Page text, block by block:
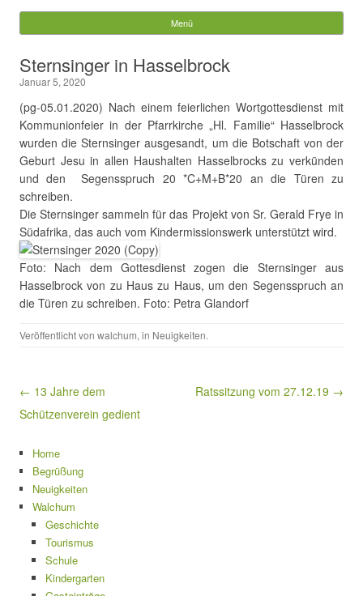
Gemeinde Walchum
nach:
Menü
Sternsinger in Hasselbrock
Januar 5, 2020
(pg-05.01.2020) Nach einem feierlichen Wortgottesdienst mit
Kommunionfeier in der Pfarrkirche „Hl. Familie“ Hasselbrock
wurden die Sternsinger ausgesandt, um die Botschaft von der
Geburt Jesu in allen Haushalten Hasselbrocks zu verkünden
und den Segensspruch 20 *C+M+B*20 an die Türen zu
schreiben.
Die Sternsinger sammeln für das Projekt von Sr. Gerald Frye in
Südafrika, das auch vom Kindermissionswerk unterstützt wird.
Foto: Nach dem Gottesdienst zogen die Sternsinger aus
Hasselbrock von zu Haus zu Haus, um den Segensspruch an
die Türen zu schreiben. Foto: Petra Glandorf
Veröffentlicht von walchum, in Neuigkeiten.
Beitragsnavigation
← 13 Jahre dem
Schützenverein gedient
Ratssitzung vom 27.12.19 →
Home
Begrüßung
Neuigkeiten
Walchum
Geschichte
Tourismus
Schule
Kindergarten